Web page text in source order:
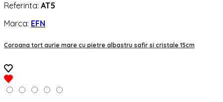
Referinta: AT5
Marca: EFN
Coroana tort aurie mare cu pietre albastru safir si cristale 15cm